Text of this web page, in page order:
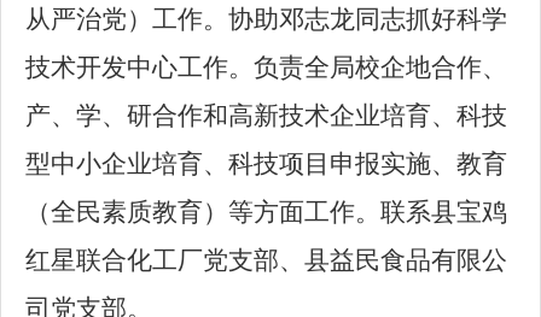
从严治党）工作。协助邓志龙同志抓好科学
技术开发中心工作。负责全局校企地合作、
产、学、研合作和高新技术企业培育、科技
型中小企业培育、科技项目申报实施、教育
（全民素质教育）等方面工作。联系县宝鸡
红星联合化工厂党支部、县益民食品有限公
司党支部。